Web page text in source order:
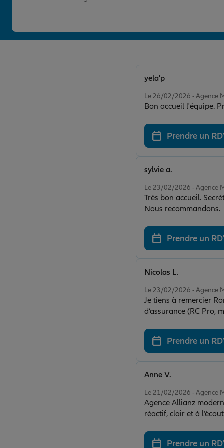
Le 26/02/2026 - Agence
Bon accueil l'équipe.
yela'p
Prendre un
Le 23/02/2026 - Agence
Très bon accueil. Secrétaire aux petits
Nous recommandons.
sylvie a.
Prendre un
Le 23/02/2026 - Agence
Je tiens à remercier
d’assurance (RC Pro, mutuelle,
profondeur mon
responsabilité
réorienter de manière
intelligemment la couverture, sans
rassurant. Je
Nicolas L.
Prendre un
Le 21/02/2026 - Agence
Agence Allianz
réactif, clair et à
Anne V.
Prendre un